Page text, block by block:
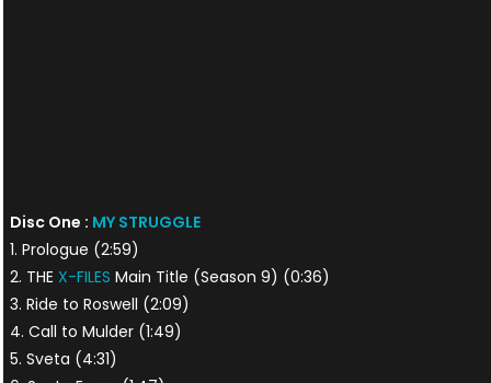
Disc One : MY STRUGGLE
1. Prologue (2:59)
2. THE X-FILES Main Title (Season 9) (0:36)
3. Ride to Roswell (2:09)
4. Call to Mulder (1:49)
5. Sveta (4:31)